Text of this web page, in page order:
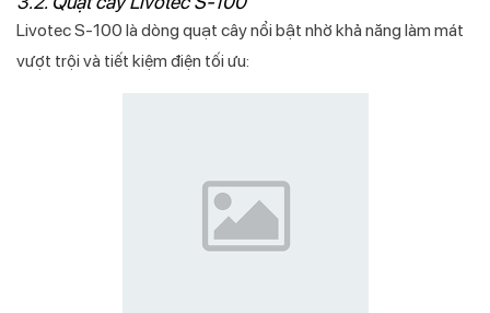
Livotec S‑100 là dòng quạt cây nổi bật nhờ khả năng làm mát
vượt trội và tiết kiệm điện tối ưu: